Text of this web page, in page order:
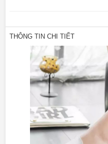
THÔNG TIN CHI TIẾT